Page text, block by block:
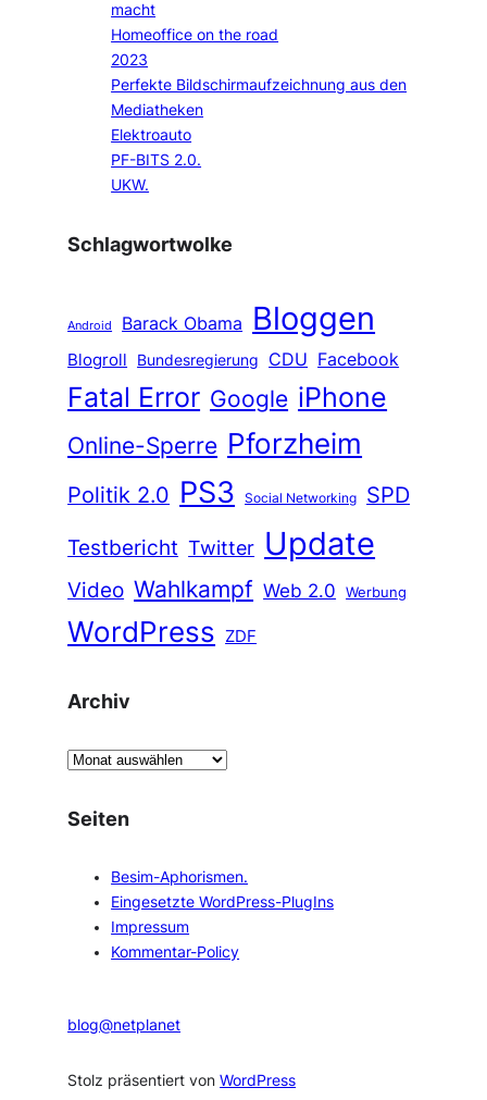
macht
Homeoffice on the road
2023
Perfekte Bildschirmaufzeichnung aus den
Mediatheken
Elektroauto
PF-BITS 2.0.
UKW.
Schlagwortwolke
Android Barack Obama Bloggen
Blogroll Bundesregierung CDU Facebook
Fatal Error Google iPhone
Online-Sperre Pforzheim
Politik 2.0 PS3 Social Networking
SPD
Testbericht Twitter Update
Video Wahlkampf Web 2.0 Werbung
WordPress ZDF
Archiv
A
c
Seiten
Besim-Aphorismen.
Eingesetzte WordPress-PlugIns
Impressum
Kommentar-Policy
blog@netplanet
Stolz präsentiert vonWordPress